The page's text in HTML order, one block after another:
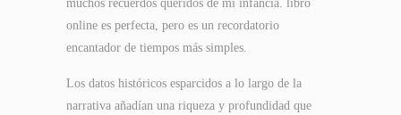
muchos recuerdos queridos de mi infancia. libro
online​ es perfecta, pero es un recordatorio
encantador de tiempos más simples.
Los datos históricos esparcidos a lo largo de la
narrativa añadían una riqueza y profundidad que